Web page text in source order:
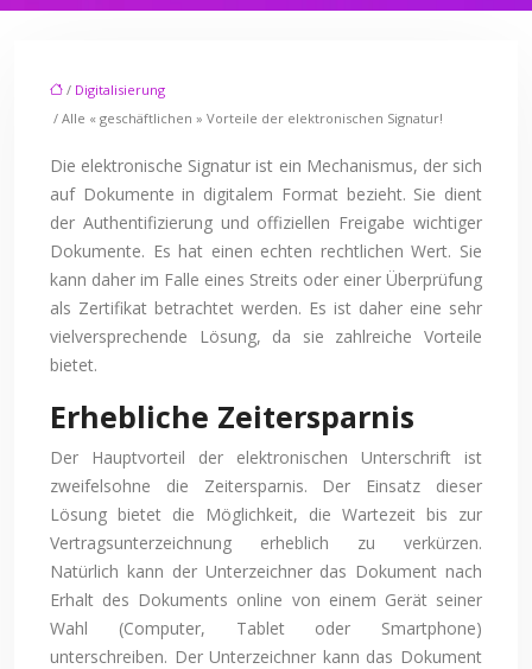
/ Digitalisierung
/ Alle « geschäftlichen » Vorteile der elektronischen Signatur!
Die elektronische Signatur ist ein Mechanismus, der sich
auf Dokumente in digitalem Format bezieht. Sie dient
der Authentifizierung und offiziellen Freigabe wichtiger
Dokumente. Es hat einen echten rechtlichen Wert. Sie
kann daher im Falle eines Streits oder einer Überprüfung
als Zertifikat betrachtet werden. Es ist daher eine sehr
vielversprechende Lösung, da sie zahlreiche Vorteile
bietet.
Erhebliche Zeitersparnis
Der Hauptvorteil der elektronischen Unterschrift ist
zweifelsohne die Zeitersparnis. Der Einsatz dieser
Lösung bietet die Möglichkeit, die Wartezeit bis zur
Vertragsunterzeichnung erheblich zu verkürzen.
Natürlich kann der Unterzeichner das Dokument nach
Erhalt des Dokuments online von einem Gerät seiner
Wahl (Computer, Tablet oder Smartphone)
unterschreiben. Der Unterzeichner kann das Dokument